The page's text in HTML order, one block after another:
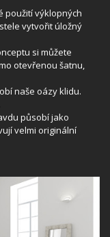
použití výklopných
vytvořit úložný
si můžete
otevřenou šatnu,
naše oázy klidu.
působí jako
velmi originální